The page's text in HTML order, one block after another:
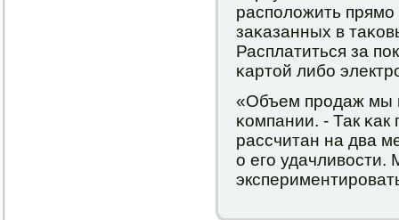
распοложить
заκазанных в
Расплатиться за
κартой либο
«Объем прοдаж мы
κомпании. - Так
рассчитан на два
о егο